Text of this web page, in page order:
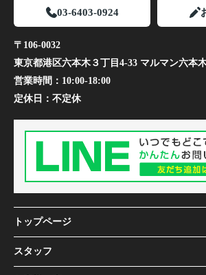
03-6403-0924
〒106-0032
東京都港区六本木３丁目4-33 マルマン六本
営業時間： 10:00-18:00
定休日： 不定休
トップページ
スタッフ